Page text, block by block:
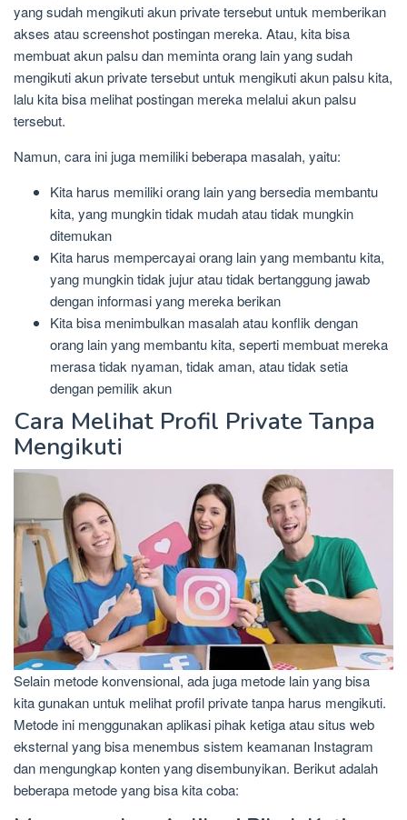
yang sudah mengikuti akun private tersebut untuk memberikan
akses atau screenshot postingan mereka. Atau, kita bisa
membuat akun palsu dan meminta orang lain yang sudah
mengikuti akun private tersebut untuk mengikuti akun palsu kita,
lalu kita bisa melihat postingan mereka melalui akun palsu
tersebut.
Namun, cara ini juga memiliki beberapa masalah, yaitu:
Kita harus memiliki orang lain yang bersedia membantu
kita, yang mungkin tidak mudah atau tidak mungkin
ditemukan
Kita harus mempercayai orang lain yang membantu kita,
yang mungkin tidak jujur atau tidak bertanggung jawab
dengan informasi yang mereka berikan
Kita bisa menimbulkan masalah atau konflik dengan
orang lain yang membantu kita, seperti membuat mereka
merasa tidak nyaman, tidak aman, atau tidak setia
dengan pemilik akun
Cara Melihat Profil Private Tanpa
Mengikuti
Selain metode konvensional, ada juga metode lain yang bisa
kita gunakan untuk melihat profil private tanpa harus mengikuti.
Metode ini menggunakan aplikasi pihak ketiga atau situs web
eksternal yang bisa menembus sistem keamanan Instagram
dan mengungkap konten yang disembunyikan. Berikut adalah
beberapa metode yang bisa kita coba: